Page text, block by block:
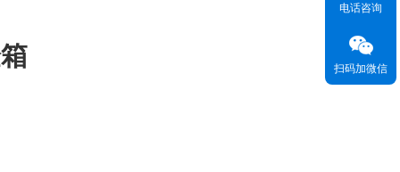
电话咨询
扫码加微信